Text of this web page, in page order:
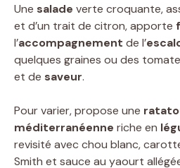
Une salade verte croquante,
et d’un trait de citron, apporte
l’accompagnement de l’
quelques graines ou des
et de saveur.
Pour varier, propose une
méditerranéenne riche en
revisité avec chou blanc,
Smith et sauce au yaourt